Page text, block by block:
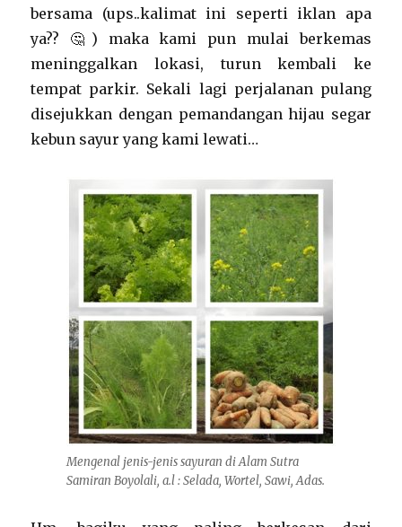
bersama (ups..kalimat ini seperti iklan apa
ya?? 🤔) maka kami pun mulai berkemas
meninggalkan lokasi, turun kembali ke
tempat parkir. Sekali lagi perjalanan pulang
disejukkan dengan pemandangan hijau segar
kebun sayur yang kami lewati…
Mengenal jenis-jenis sayuran di Alam Sutra
Samiran Boyolali, a.l : Selada, Wortel, Sawi, Adas.